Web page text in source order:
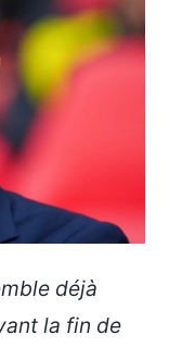
déjà
la fin de